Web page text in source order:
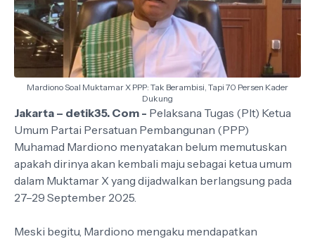
Mardiono Soal Muktamar X PPP: Tak Berambisi, Tapi 70 Persen Kader
Dukung
Jakarta – detik35. Com - Pelaksana Tugas (Plt) Ketua
Umum Partai Persatuan Pembangunan (PPP)
Muhamad Mardiono menyatakan belum memutuskan
apakah dirinya akan kembali maju sebagai ketua umum
dalam Muktamar X yang dijadwalkan berlangsung pada
27–29 September 2025.
Meski begitu, Mardiono mengaku mendapatkan